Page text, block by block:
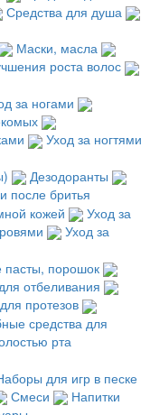
Средства для душа
Маски, масла
роста волос
за ногами
Уход за ногтями
Дезодоранты
после бритья
кожей
Уход за
Уход за
пасты, порошок
отбеливания
протезов
средства для
рта
для игр в песке
Смеси
Напитки